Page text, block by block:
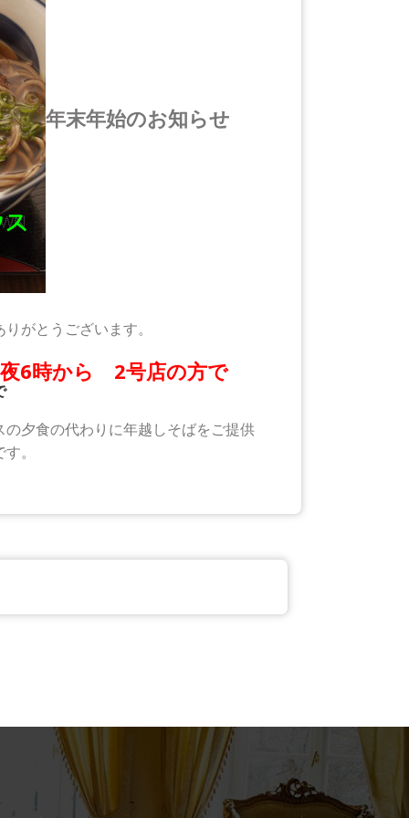
年末年始のお知らせ
がとうございます。
夜6時から 2号店の方で
夕食の代わりに年越しそばをご提供
。